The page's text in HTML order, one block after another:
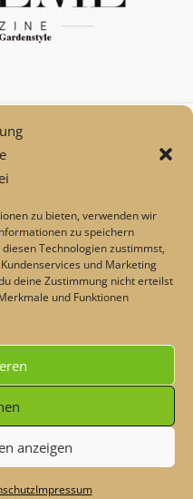
zu bieten, verwenden wir
zu speichern
Technologien zustimmst,
und Marketing
deine Zustimmung nicht erteilst
und Funktionen
anzeigen
Impressum
im Sommer💖 Code:
Verwerfen
dem bisherigen Preis
Shop.